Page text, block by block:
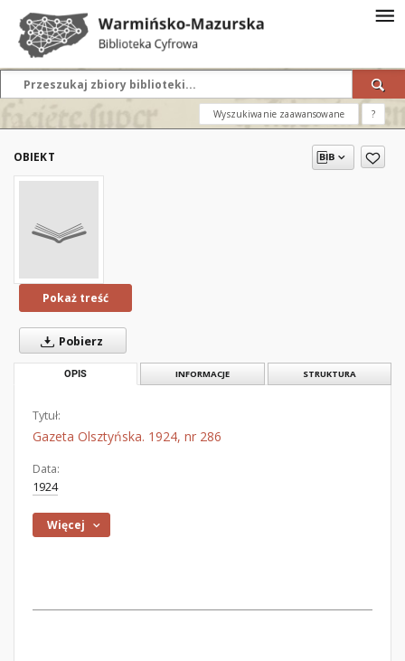
Wyszukiwanie zaawansowane ?
OBIEKT
Pokaż treść
Pobierz
OPIS INFORMACJE STRUKTURA
Tytuł:
Gazeta Olsztyńska. 1924, nr 286
Data:
1924
Więcej